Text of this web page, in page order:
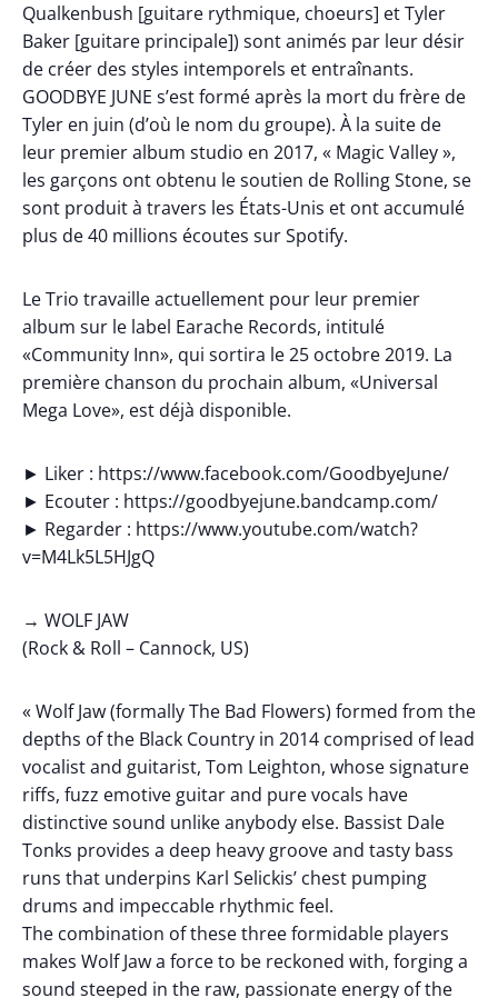
Qualkenbush [guitare rythmique, choeurs] et Tyler
Baker [guitare principale]) sont animés par leur désir
de créer des styles intemporels et entraînants.
GOODBYE JUNE s’est formé après la mort du frère de
Tyler en juin (d’où le nom du groupe). À la suite de
leur premier album studio en 2017, « Magic Valley »,
les garçons ont obtenu le soutien de Rolling Stone, se
sont produit à travers les États-Unis et ont accumulé
plus de 40 millions écoutes sur Spotify.
Le Trio travaille actuellement pour leur premier
album sur le label Earache Records, intitulé
«Community Inn», qui sortira le 25 octobre 2019. La
première chanson du prochain album, «Universal
Mega Love», est déjà disponible.
► Liker : https://www.facebook.com/GoodbyeJune/
► Ecouter : https://goodbyejune.bandcamp.com/
► Regarder : https://www.youtube.com/watch?
v=M4Lk5L5HJgQ
→ WOLF JAW
(Rock & Roll – Cannock, US)
« Wolf Jaw (formally The Bad Flowers) formed from the
depths of the Black Country in 2014 comprised of lead
vocalist and guitarist, Tom Leighton, whose signature
riffs, fuzz emotive guitar and pure vocals have
distinctive sound unlike anybody else. Bassist Dale
Tonks provides a deep heavy groove and tasty bass
runs that underpins Karl Selickis’ chest pumping
drums and impeccable rhythmic feel.
The combination of these three formidable players
makes Wolf Jaw a force to be reckoned with, forging a
sound steeped in the raw, passionate energy of the